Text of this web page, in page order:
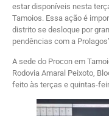
estar disponíveis nesta
Tamoios. Essa ação é
distrito se desloque por
pendências com a
A sede do Procon em
Rodovia Amaral Peixoto,
feito às terças e quintas-